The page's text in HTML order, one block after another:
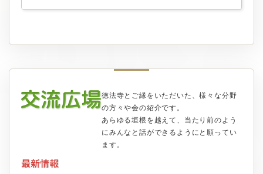
徳法寺とご縁をいただいた、様々な分野
の方々や会の紹介です。
あらゆる垣根を越えて、当たり前のよう
にみんなと話ができるようにと願ってい
ます。